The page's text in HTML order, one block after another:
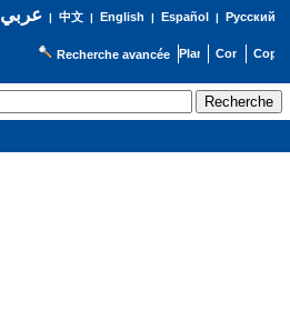
عربي| 中文| English | Español | Русский
Recherche avancée